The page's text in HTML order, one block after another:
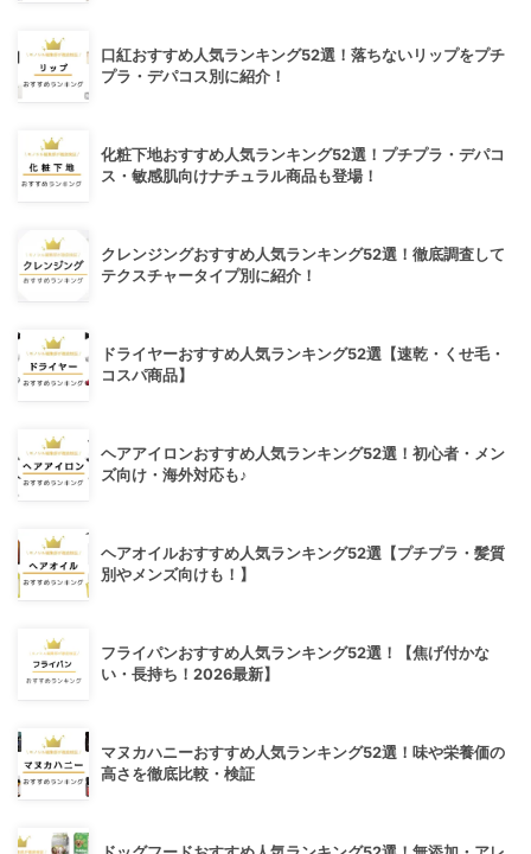
口紅おすすめ人気ランキング52選！落ちないリップをプチ
プラ・デパコス別に紹介！
化粧下地おすすめ人気ランキング52選！プチプラ・デパコ
ス・敏感肌向けナチュラル商品も登場！
クレンジングおすすめ人気ランキング52選！徹底調査して
テクスチャータイプ別に紹介！
ドライヤーおすすめ人気ランキング52選【速乾・くせ毛・
コスパ商品】
ヘアアイロンおすすめ人気ランキング52選！初心者・メン
ズ向け・海外対応も♪
ヘアオイルおすすめ人気ランキング52選【プチプラ・髪質
別やメンズ向けも！】
フライパンおすすめ人気ランキング52選！【焦げ付かな
い・長持ち！2026最新】
マヌカハニーおすすめ人気ランキング52選！味や栄養価の
高さを徹底比較・検証